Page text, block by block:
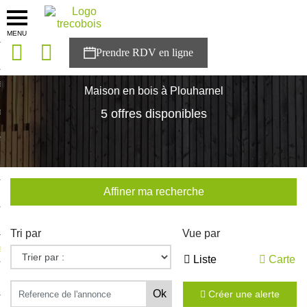
MENU
solutions
Trecobois
à NESTOR
Maison en bois à Plouharnel
5 offres disponibles
Affiner ma recherche
Tri par Vue par
Liste Carte
Créer une alerte